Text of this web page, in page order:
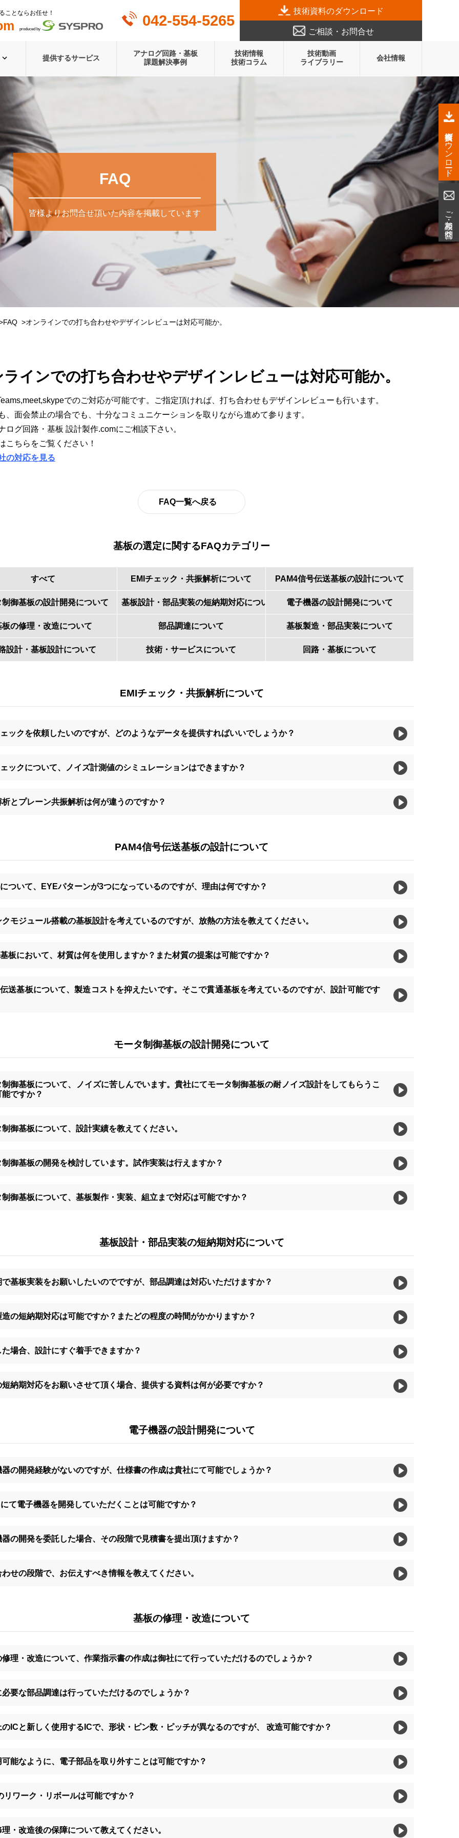
ことならお任せ！
produced by 042-554-5265
技術資料のダウンロード
ご相談・お問合せ
提供するサービス
アナログ回路・基板
課題解決事例
技術情報
技術コラム
技術動画
ライブラリー
会社情報
FAQ
皆様よりお問合せ頂いた内容を掲載しています
FAQ オンラインでの打ち合わせやデザインレビューは対応可能か。
インでの打ち合わせやデザインレビューは対応可能か。
でのご対応が可能です。ご指定頂ければ、打ち合わせもデザインレビューも行います。
、面会禁止の場合でも、十分なコミュニケーションを取りながら進めて参ります。
ログ回路・基板 設計製作.comにご相談下さい。
こちらをご覧ください！
の対応を見る
FAQ一覧へ戻る
基板の選定に関するFAQカテゴリー
すべて EMIチェック・共振解析について PAM4信号伝送基板の設計について
制御基板の設計開発について 基板設計・部品実装の短納期対応について 電子機器の設計開発について
板の修理・改造について 部品調達について 基板製造・部品実装について
設計・基板設計について 技術・サービスについて 回路・基板について
EMIチェック・共振解析について
ックを依頼したいのですが、どのようなデータを提供すればいいでしょうか？
ックについて、ノイズ計測値のシミュレーションはできますか？
析とプレーン共振解析は何が違うのですか？
PAM4信号伝送基板の設計について
ついて、EYEパターンが3つになっているのですが、理由は何ですか？
モジュール搭載の基板設計を考えているのですが、放熱の方法を教えてください。
板において、材質は何を使用しますか？また材質の提案は可能ですか？
送基板について、製造コストを抑えたいです。そこで貫通基板を考えているのですが、設計可能です
モータ制御基板の設計開発について
制御基板について、ノイズに苦しんでいます。貴社にてモータ制御基板の耐ノイズ設計をしてもらうこ
ですか？
御基板について、設計実績を教えてください。
制御基板の開発を検討しています。試作実装は行えますか？
制御基板について、基板製作・実装、組立まで対応は可能ですか？
基板設計・部品実装の短納期対応について
で基板実装をお願いしたいのでですが、部品調達は対応いただけますか？
造の短納期対応は可能ですか？またどの程度の時間がかかりますか？
場合、設計にすぐ着手できますか？
短納期対応をお願いさせて頂く場合、提供する資料は何が必要ですか？
電子機器の設計開発について
器の開発経験がないのですが、仕様書の作成は貴社にて可能でしょうか？
て電子機器を開発していただくことは可能ですか？
器の開発を委託した場合、その段階で見積書を提出頂けますか？
せの段階で、お伝えすべき情報を教えてください。
基板の修理・改造について
修理・改造について、作業指示書の作成は御社にて行っていただけるのでしょうか？
必要な部品調達は行っていただけるのでしょうか？
のICと新しく使用するICで、形状・ピン数・ピッチが異なるのですが、 改造可能ですか？
可能なように、電子部品を取り外すことは可能ですか？
リワーク・リボールは可能ですか？
・改造後の保障について教えてください。
技術資料ダウンロード
ご相談・お問合せ